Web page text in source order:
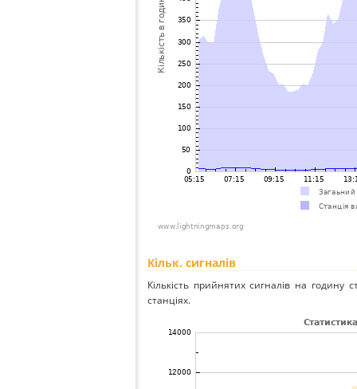
Кільк. сигналів
Кількість прийнятих сигналів на годину
станціях.